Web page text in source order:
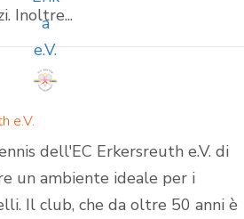
Inoltre...
e.V.
dell'EC Erkersreuth e.V. di
un ambiente ideale per i
Il club, che da oltre 50 anni è